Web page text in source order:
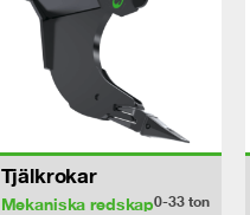
Tjälkrokar
Mekaniska redskap0-33ton